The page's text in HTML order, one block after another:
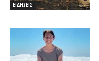
ΕΙΔΗΣΕΙΣ